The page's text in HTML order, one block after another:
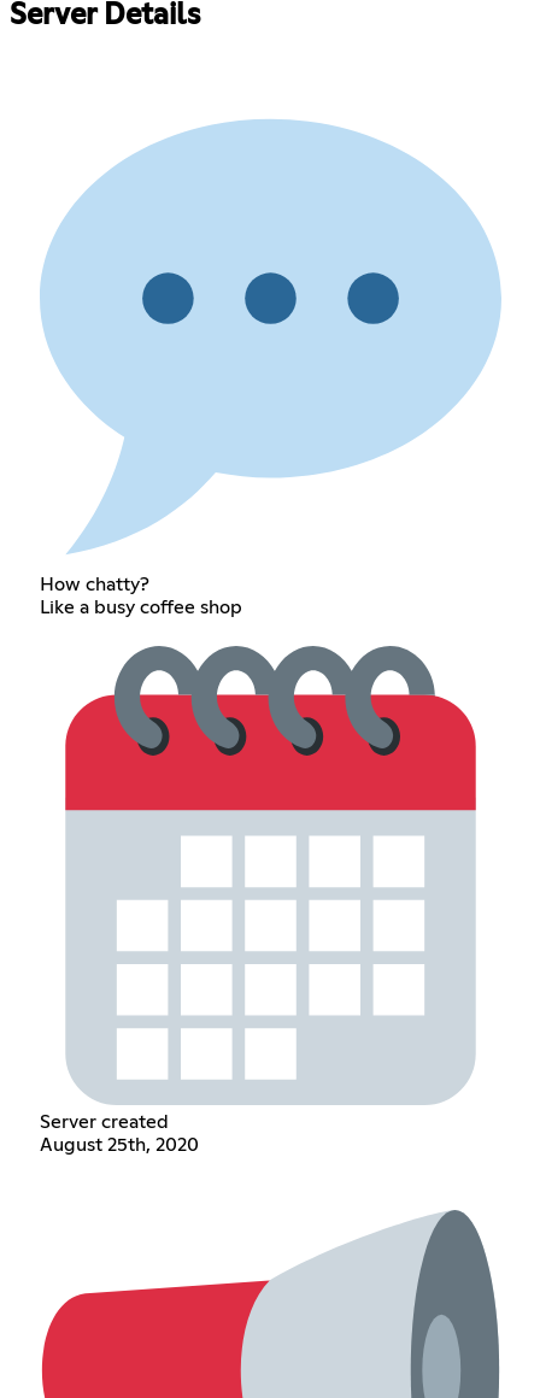
Server Details
How chatty?
Like a busy coffee shop
Server created
August 25th, 2020